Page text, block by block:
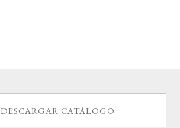
DESCARGAR CATÁLOGO